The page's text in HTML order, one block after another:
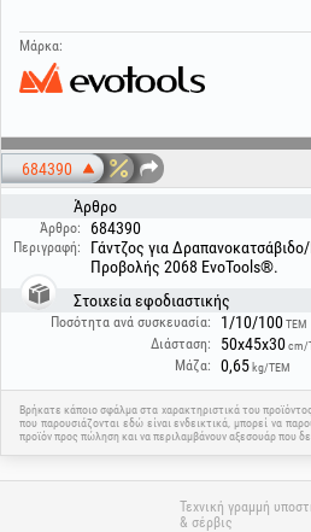
Μάρκα:
684390
Άρθρο
Άρθρο: 684390
Περιγραφή:
Γάντζος για
Προβολής 2068 EvoTools®.
Στοιχεία εφοδιαστικής
Ποσότητα ανά συσκευασία: 1/10/100ΤΕΜ
Διάσταση: 50x45x30cm/
Μάζα: 0,65 kg/ΤΕΜ
Βρήκατε κάποιο σφάλμα στα χαρακτηριστικά του
που παρουσιάζονται εδώ είναι ενδεικτικά, μπορεί να
προϊόν προς πώληση και να περιλαμβάνουν αξεσουάρ που
Τεχνική γραμμή
& σέρβις